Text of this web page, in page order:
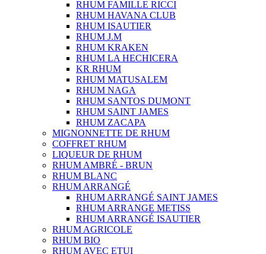
RHUM FAMILLE RICCI
RHUM HAVANA CLUB
RHUM ISAUTIER
RHUM J.M
RHUM KRAKEN
RHUM LA HECHICERA
KR RHUM
RHUM MATUSALEM
RHUM NAGA
RHUM SANTOS DUMONT
RHUM SAINT JAMES
RHUM ZACAPA
MIGNONNETTE DE RHUM
COFFRET RHUM
LIQUEUR DE RHUM
RHUM AMBRÉ - BRUN
RHUM BLANC
RHUM ARRANGÉ
RHUM ARRANGÉ SAINT JAMES
RHUM ARRANGE METISS
RHUM ARRANGÉ ISAUTIER
RHUM AGRICOLE
RHUM BIO
RHUM AVEC ETUI